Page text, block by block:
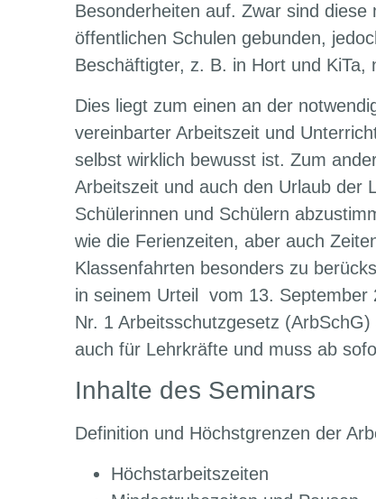
Besonderheiten auf. Zwar sind
öffentlichen Schulen gebunden,
Beschäftigter, z. B. in Hort und
Dies liegt zum einen an der
vereinbarter Arbeitszeit und
selbst wirklich bewusst ist. Zum
Arbeitszeit und auch den Urlaub der
Schülerinnen und Schülern
wie die Ferienzeiten, aber auch
Klassenfahrten besonders zu
in seinem Urteil vom 13. September
Nr. 1 Arbeitsschutzgesetz
auch für Lehrkräfte und muss ab
Inhalte des Seminars
Definition und Höchstgrenzen der
Höchstarbeitszeiten